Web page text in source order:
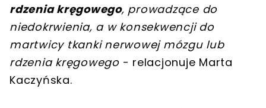
rdzenia kręgowego, prowadzące do
niedokrwienia, a w konsekwencji do
martwicy tkanki nerwowej mózgu lub
rdzenia kręgowego- relacjonuje Marta
Kaczyńska.